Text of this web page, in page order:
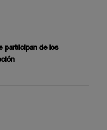
participan de los